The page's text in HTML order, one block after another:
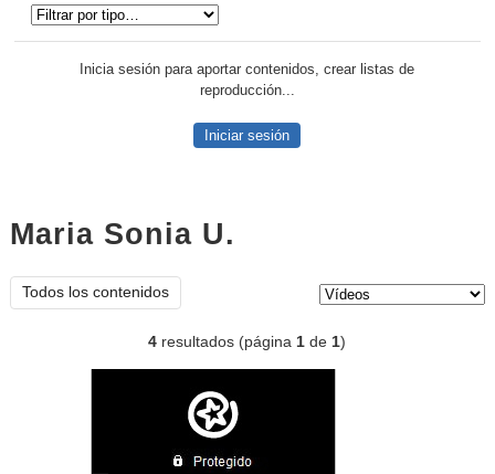
Inicia sesión para aportar contenidos, crear listas de
reproducción...
Iniciar sesión
Maria Sonia U.
Todos los contenidos
4 resultados (página1 de1)